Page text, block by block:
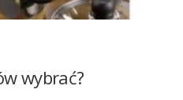
wybrać?